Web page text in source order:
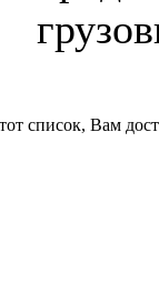
список, Вам